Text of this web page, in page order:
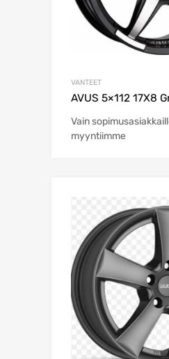
VANTEET
AVUS 5×112 17X8
Vain
myyntiimme